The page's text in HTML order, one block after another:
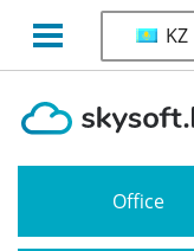
KZ
Office